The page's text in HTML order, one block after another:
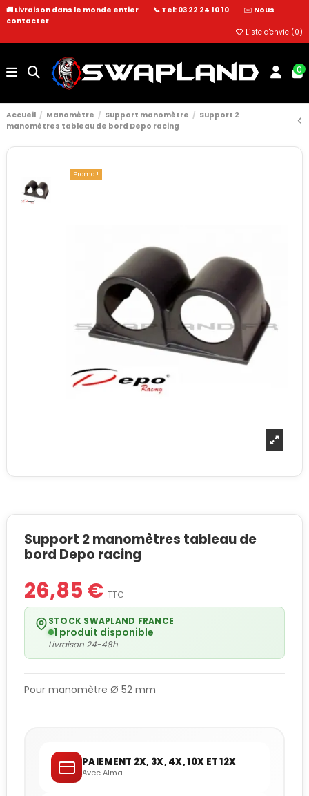
🚚 Livraison dans le monde entier — 📞 Tel: 03 22 24 10 10 — ✉️ Nous
contacter
Liste d'envie (0)
0
Accueil Manomètre Support manomètre
Support 2
manomètres tableau de bord Depo racing
Promo !
Support 2 manomètres tableau de
bord Depo racing
26,85 € TTC
STOCK SWAPLAND FRANCE
1 produit disponible
Livraison 24-48h
Pour manomètre Ø 52 mm
PAIEMENT 2X, 3X, 4X, 10X ET 12X
Avec Alma